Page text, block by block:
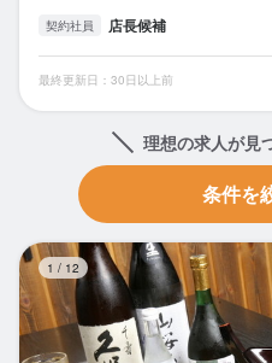
契約社員 店長候補
最終更新日：30日以上前
理想の求人が見
条件を
1 / 12